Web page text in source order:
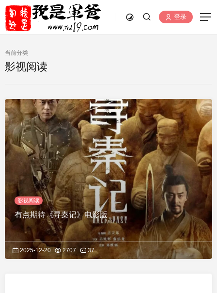
登录
当前分类
影视阅读
影视阅读
有点期待《寻秦记》电影版
2025-12-20 2707 37